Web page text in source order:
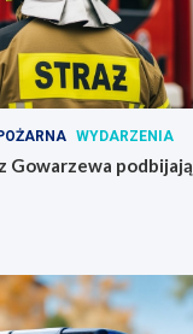
WYDARZENIA
Gowarzewa podbijają